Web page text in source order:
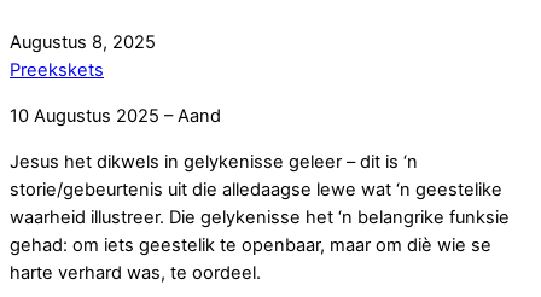
Augustus 8, 2025
Preekskets
10 Augustus 2025 – Aand
Jesus het dikwels in gelykenisse geleer – dit is ‘n
storie/gebeurtenis uit die alledaagse lewe wat ‘n geestelike
waarheid illustreer. Die gelykenisse het ‘n belangrike funksie
gehad: om iets geestelik te openbaar, maar om diè wie se
harte verhard was, te oordeel.